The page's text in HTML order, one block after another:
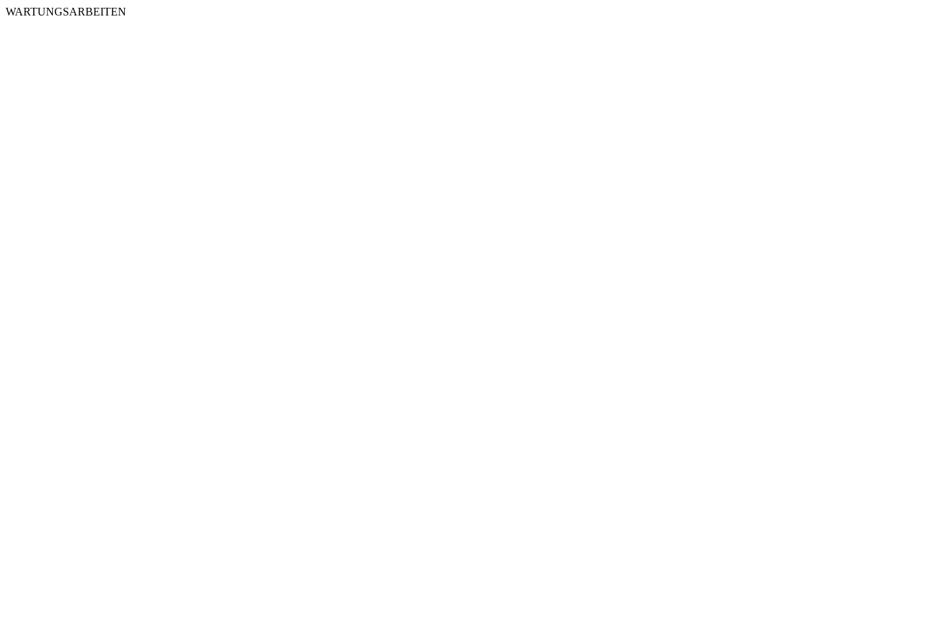
WARTUNGSARBEITEN